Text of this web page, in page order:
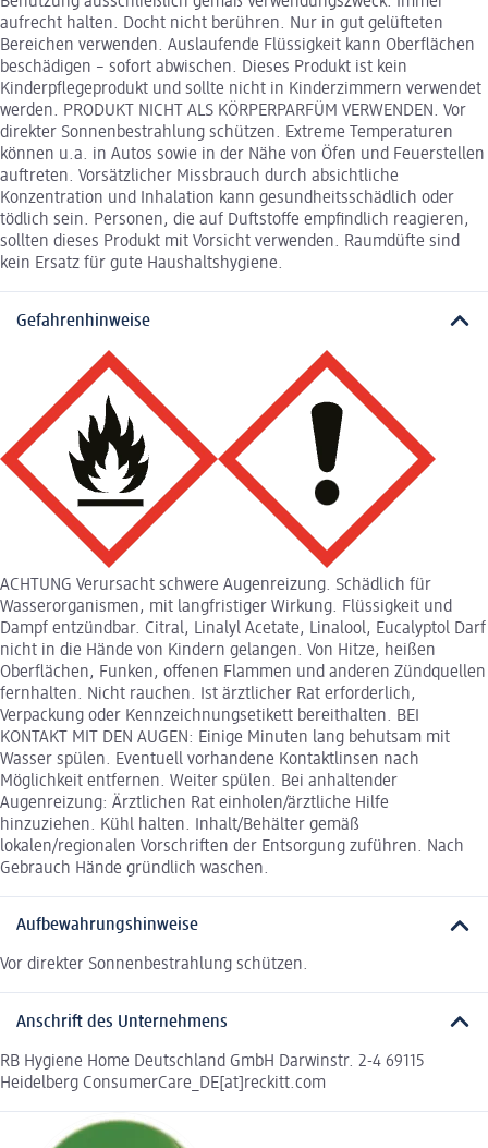
aufrecht halten. Docht nicht berühren. Nur in gut gelüfteten
Bereichen verwenden. Auslaufende Flüssigkeit kann Oberflächen
beschädigen – sofort abwischen. Dieses Produkt ist kein
Kinderpflegeprodukt und sollte nicht in Kinderzimmern verwendet
werden. PRODUKT NICHT ALS KÖRPERPARFÜM VERWENDEN. Vor
direkter Sonnenbestrahlung schützen. Extreme Temperaturen
können u.a. in Autos sowie in der Nähe von Öfen und Feuerstellen
auftreten. Vorsätzlicher Missbrauch durch absichtliche
Konzentration und Inhalation kann gesundheitsschädlich oder
tödlich sein. Personen, die auf Duftstoffe empfindlich reagieren,
sollten dieses Produkt mit Vorsicht verwenden. Raumdüfte sind
kein Ersatz für gute Haushaltshygiene.
Gefahrenhinweise
ACHTUNG Verursacht schwere Augenreizung. Schädlich für
Wasserorganismen, mit langfristiger Wirkung. Flüssigkeit und
Dampf entzündbar. Citral, Linalyl Acetate, Linalool, Eucalyptol Darf
nicht in die Hände von Kindern gelangen. Von Hitze, heißen
Oberflächen, Funken, offenen Flammen und anderen Zündquellen
fernhalten. Nicht rauchen. Ist ärztlicher Rat erforderlich,
Verpackung oder Kennzeichnungsetikett bereithalten. BEI
KONTAKT MIT DEN AUGEN: Einige Minuten lang behutsam mit
Wasser spülen. Eventuell vorhandene Kontaktlinsen nach
Möglichkeit entfernen. Weiter spülen. Bei anhaltender
Augenreizung: Ärztlichen Rat einholen/ärztliche Hilfe
hinzuziehen. Kühl halten. Inhalt/Behälter gemäß
lokalen/regionalen Vorschriften der Entsorgung zuführen. Nach
Gebrauch Hände gründlich waschen.
Aufbewahrungshinweise
Vor direkter Sonnenbestrahlung schützen.
Anschrift des Unternehmens
RB Hygiene Home Deutschland GmbH Darwinstr. 2-4 69115
Heidelberg ConsumerCare_DE[at]reckitt.com